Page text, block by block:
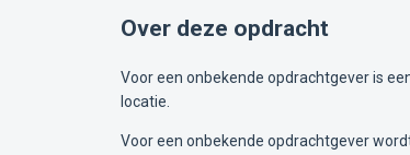
Over deze opdracht
Voor een onbekende opdrachtgever is
locatie.
Voor een onbekende opdrachtgever